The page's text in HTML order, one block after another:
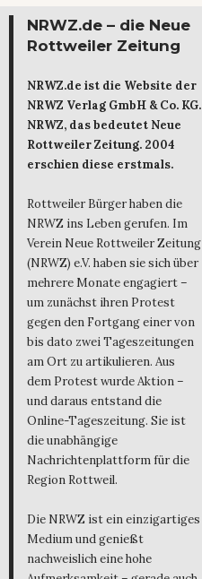
NRWZ.de – die Neue
Rottweiler Zeitung
NRWZ.de ist die Website der
NRWZ Verlag GmbH & Co. KG.
NRWZ, das bedeutet Neue
Rottweiler Zeitung. 2004
erschien diese erstmals.
Rottweiler Bürger haben die
NRWZ ins Leben gerufen. Im
Verein Neue Rottweiler Zeitung
(NRWZ) e.V. haben sie sich über
mehrere Monate engagiert –
um zunächst ihren Protest
gegen den Fortgang einer von
bis dato zwei Tageszeitungen
am Ort zu artikulieren. Aus
dem Protest wurde Aktion –
und daraus entstand die
Online-Tageszeitung. Sie ist
die unabhängige
Nachrichtenplattform für die
Region Rottweil.
Die NRWZ ist ein einzigartiges
Medium und genießt
nachweislich eine hohe